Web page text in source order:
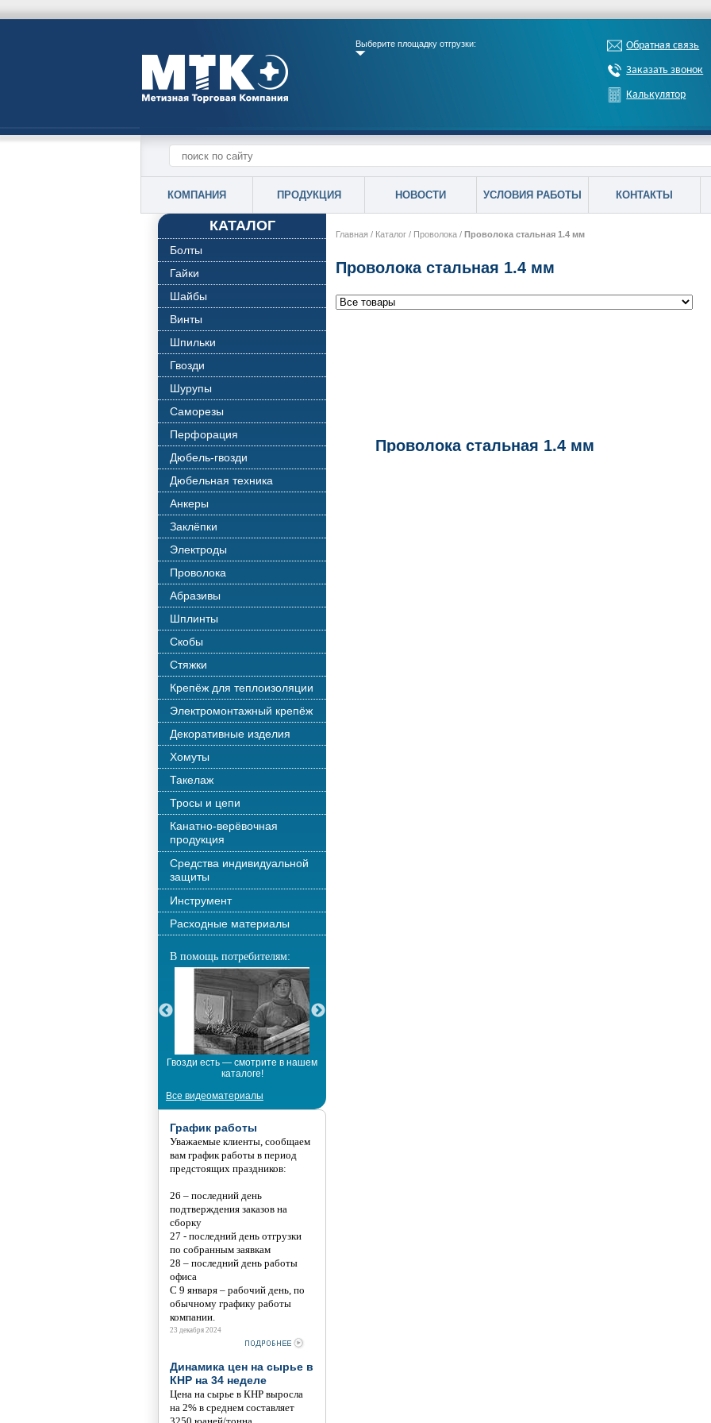
Выберите площадку отгрузки: Обратная связь
Заказать звонок
Калькулятор
КОМПАНИЯ ПРОДУКЦИЯ НОВОСТИ УСЛОВИЯ РАБОТЫ КОНТАКТЫ
КАТАЛОГ
Болты
Гайки
Шайбы
Винты
Шпильки
Гвозди
Шурупы
Саморезы
Перфорация
Дюбель-гвозди
Дюбельная техника
Анкеры
Заклёпки
Электроды
Проволока
Абразивы
Шплинты
Скобы
Стяжки
Крепёж для теплоизоляции
Электромонтажный крепёж
Декоративные изделия
Хомуты
Такелаж
Тросы и цепи
Канатно-верёвочная
продукция
Средства индивидуальной
защиты
Инструмент
Расходные материалы
В помощь потребителям:
Гвозди есть — смотрите в нашем
каталоге!
Все видеоматериалы
График работы
Уважаемые клиенты, сообщаем
вам график работы в период
предстоящих праздников:
26 – последний день
подтверждения заказов на
сборку
27 - последний день отгрузки
по собранным заявкам
28 – последний день работы
офиса
С 9 января – рабочий день, по
обычному графику работы
компании.
23 декабря 2024
Динамика цен на сырье в
КНР на 34 неделе
Цена на сырье в КНР выросла
на 2% в среднем составляет
Главная / Каталог / Проволока / Проволока стальная 1.4 мм
Проволока стальная 1.4 мм
Проволока стальная 1.4 мм